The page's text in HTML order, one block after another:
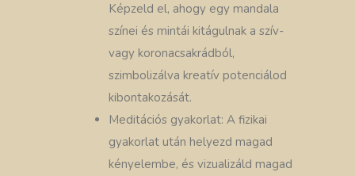
Képzeld el, ahogy egy mandala
színei és mintái kitágulnak a szív-
vagy koronacsakrádból,
szimbolizálva kreatív potenciálod
kibontakozását.
Meditációs gyakorlat: A fizikai
gyakorlat után helyezd magad
kényelembe, és vizualizáld magad